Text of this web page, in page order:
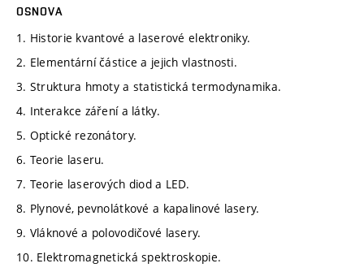
OSNOVA
1. Historie kvantové a laserové elektroniky.
2. Elementární částice a jejich vlastnosti.
3. Struktura hmoty a statistická termodynamika.
4. Interakce záření a látky.
5. Optické rezonátory.
6. Teorie laseru.
7. Teorie laserových diod a LED.
8. Plynové, pevnolátkové a kapalinové lasery.
9. Vláknové a polovodičové lasery.
10. Elektromagnetická spektroskopie.